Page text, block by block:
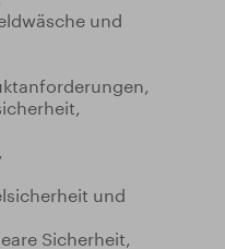
und
und
Sicherheit,